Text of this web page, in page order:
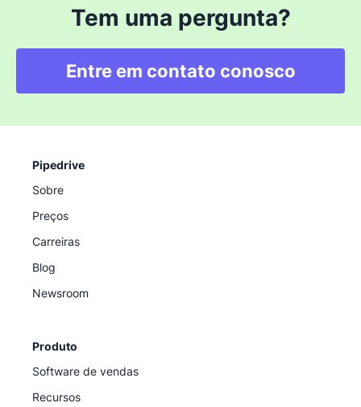
Tem uma pergunta?
Entre em contato conosco
Pipedrive
Sobre
Preços
Carreiras
Blog
Newsroom
Produto
Software de vendas
Recursos